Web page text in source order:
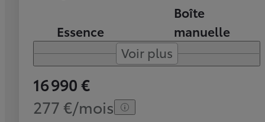
Essence
Boîte
manuelle
Voir plus
16 990 €
277 €/mois